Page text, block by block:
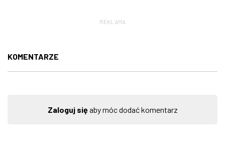
REKLAMA
KOMENTARZE
Zaloguj sięaby móc dodać komentarz